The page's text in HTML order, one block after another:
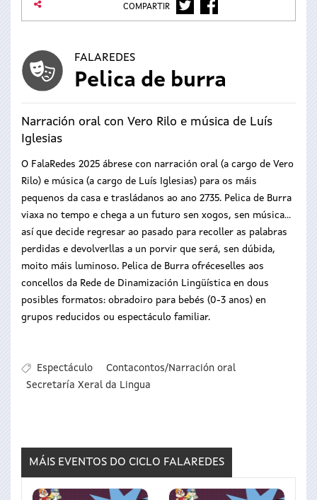
COMPARTIR TWITTERFACEBOOK
FALAREDES
Pelica de burra
Narración oral con Vero Rilo e música de Luís
Iglesias
O FalaRedes 2025 ábrese con narración oral (a cargo de Vero
Rilo) e música (a cargo de Luís Iglesias) para os máis
pequenos da casa e trasládanos ao ano 2735. Pelica de Burra
viaxa no tempo e chega a un futuro sen xogos, sen música…
así que decide regresar ao pasado para recoller as palabras
perdidas e devolverllas a un porvir que será, sen dúbida,
moito máis luminoso. Pelica de Burra ofréceselles aos
concellos da Rede de Dinamización Lingüística en dous
posibles formatos: obradoiro para bebés (0-3 anos) en
grupos reducidos ou espectáculo familiar.
Espectáculo
Contacontos/Narración oral
Secretaría Xeral da Lingua
MÁIS EVENTOS DO CICLO FALAREDES